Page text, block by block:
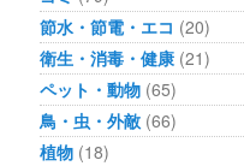
節水・節電・エコ (20)
衛生・消毒・健康 (21)
ペット・動物 (65)
鳥・虫・外敵 (66)
植物 (18)